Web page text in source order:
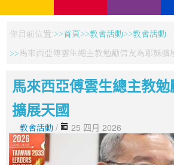
你目前位置: 首頁 教會活動
教會活動
馬來西亞傅雲生總主教勉勵信友為耶穌擴
馬來西亞傅雲生總主教
擴展天國
教會活動 / 25 四月 2026